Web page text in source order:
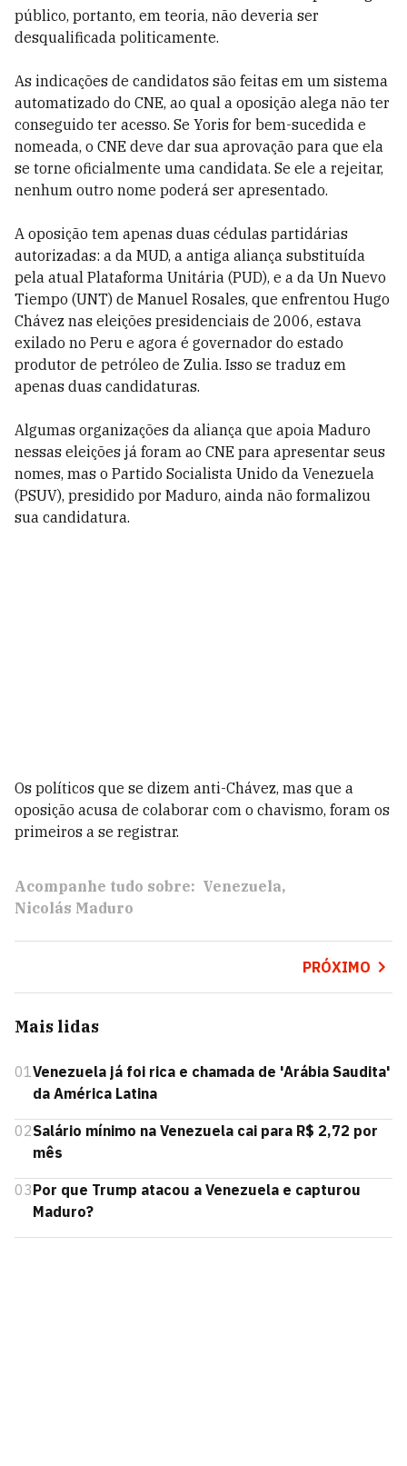
público, portanto, em teoria, não deveria ser
desqualificada politicamente.
As indicações de candidatos são feitas em um sistema
automatizado do CNE, ao qual a oposição alega não ter
conseguido ter acesso. Se Yoris for bem-sucedida e
nomeada, o CNE deve dar sua aprovação para que ela
se torne oficialmente uma candidata. Se ele a rejeitar,
nenhum outro nome poderá ser apresentado.
A oposição tem apenas duas cédulas partidárias
autorizadas: a da MUD, a antiga aliança substituída
pela atual Plataforma Unitária (PUD), e a da Un Nuevo
Tiempo (UNT) de Manuel Rosales, que enfrentou Hugo
Chávez nas eleições presidenciais de 2006, estava
exilado no Peru e agora é governador do estado
produtor de petróleo de Zulia. Isso se traduz em
apenas duas candidaturas.
Algumas organizações da aliança que apoia Maduro
nessas eleições já foram ao CNE para apresentar seus
nomes, mas o Partido Socialista Unido da Venezuela
(PSUV), presidido por Maduro, ainda não formalizou
sua candidatura.
Os políticos que se dizem anti-Chávez, mas que a
oposição acusa de colaborar com o chavismo, foram os
primeiros a se registrar.
Acompanhe tudo sobre: Venezuela
Nicolás Maduro
PRÓXIMO
Mais lidas
01Venezuela já foi rica e chamada de 'Arábia Saudita'
da América Latina
02Salário mínimo na Venezuela cai para R$ 2,72 por
mês
03Por que Trump atacou a Venezuela e capturou
Maduro?